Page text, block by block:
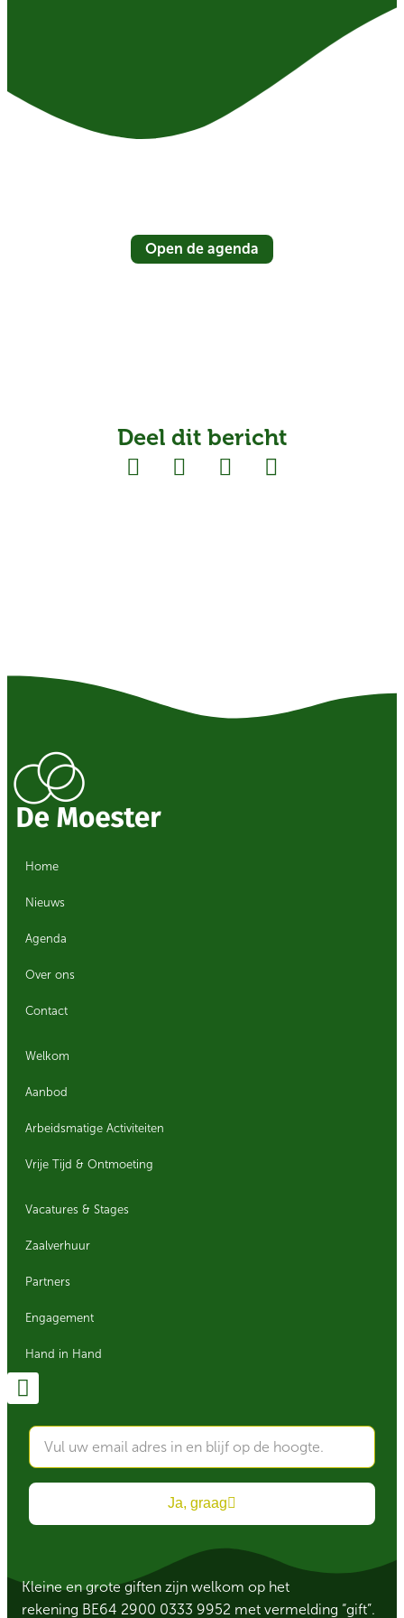
Open de agenda
Deel dit bericht
Home
Nieuws
Agenda
Over ons
Contact
Welkom
Aanbod
Arbeidsmatige Activiteiten
Vrije Tijd & Ontmoeting
Vacatures & Stages
Zaalverhuur
Partners
Engagement
Hand in Hand
Ja, graag
Kleine en grote giften zijn welkom op het
rekening BE64 2900 0333 9952 met vermelding “gift”.